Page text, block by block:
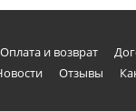
Оплата и возврат
Отзывы